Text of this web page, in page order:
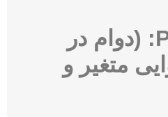
پرکینز Perkins: (دوام در
متغیر و